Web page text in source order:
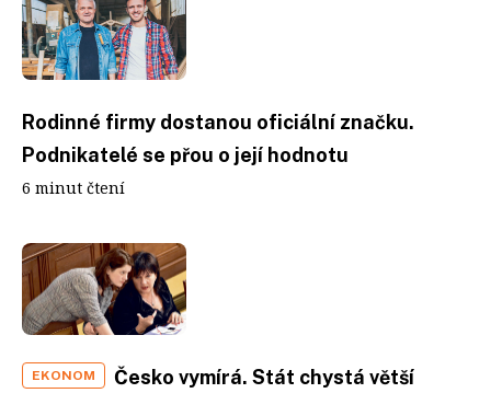
Rodinné firmy dostanou oficiální značku.
Podnikatelé se přou o její hodnotu
6 minut čtení
EKONOM
Česko vymírá. Stát chystá větší